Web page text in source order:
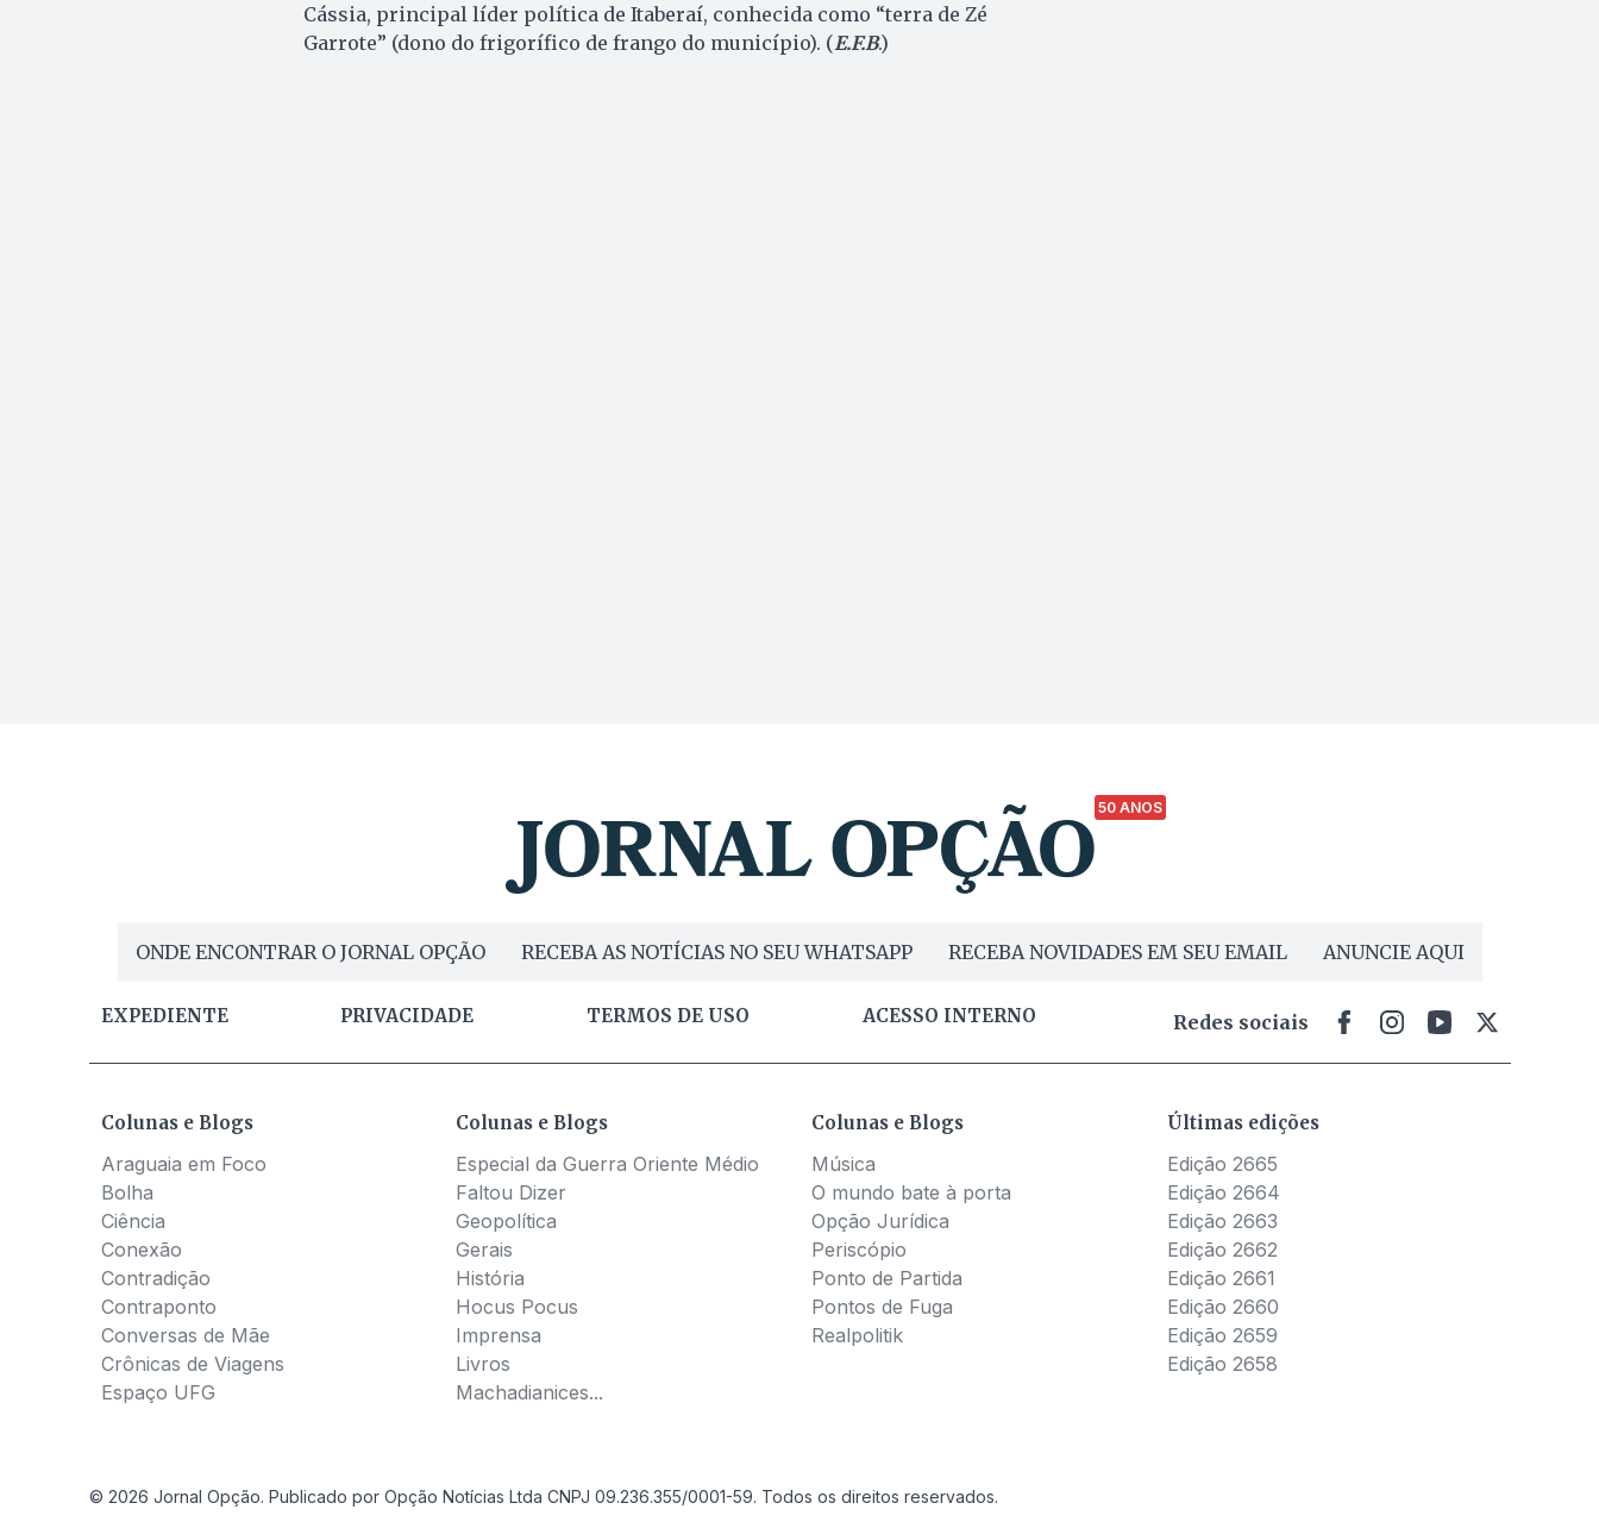
Cássia, principal líder política de Itaberaí, conhecida como “terra de Zé
Garrote” (dono do frigorífico de frango do município). (E.F.B.)
50 ANOS
ONDE ENCONTRAR O JORNAL OPÇÃO RECEBA AS NOTÍCIAS NO SEU WHATSAPP RECEBA NOVIDADES EM SEU EMAIL ANUNCIE AQUI
EXPEDIENTE PRIVACIDADE TERMOS DE USO ACESSO INTERNO Redes sociais
Colunas e Blogs
Araguaia em Foco
Bolha
Ciência
Conexão
Contradição
Contraponto
Conversas de Mãe
Crônicas de Viagens
Espaço UFG
Colunas e Blogs
Especial da Guerra Oriente Médio
Faltou Dizer
Geopolítica
Gerais
História
Hocus Pocus
Imprensa
Livros
Machadianices...
Colunas e Blogs
Música
O mundo bate à porta
Opção Jurídica
Periscópio
Ponto de Partida
Pontos de Fuga
Realpolitik
Últimas edições
Edição 2665
Edição 2664
Edição 2663
Edição 2662
Edição 2661
Edição 2660
Edição 2659
Edição 2658
© 2026 Jornal Opção. Publicado por Opção Notícias Ltda CNPJ 09.236.355/0001-59. Todos os direitos reservados.